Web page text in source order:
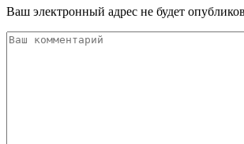
Ваш электронный адрес не будет